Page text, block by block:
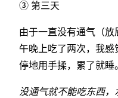
③ 第三天
由于一直没有通气（
午晚上吃了两次，我
停地用手揉，累了就睡
没通气就不能吃东西